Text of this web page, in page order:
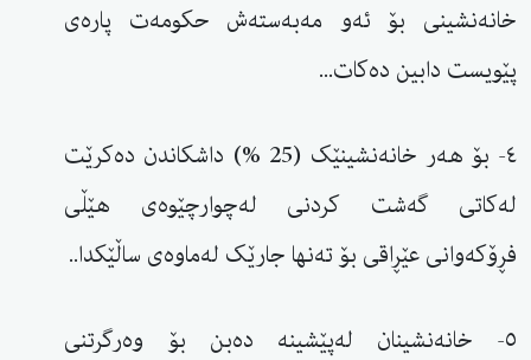
خانەنشینی بۆ ئەو مەبەستەش حکومەت پارەی
پێویست دابین دەکات...
٤- بۆ هەر خانەنشینێک (25 %) داشکاندن دەکرێت
لەکاتی گەشت کردنی لەچوارچێوەی هێڵی
فڕۆکەوانی عێڕاقی بۆ تەنها جارێک لەماوەی ساڵێکدا..
٥- خانەنشینان لەپێشینە دەبن بۆ وەرگرتنی